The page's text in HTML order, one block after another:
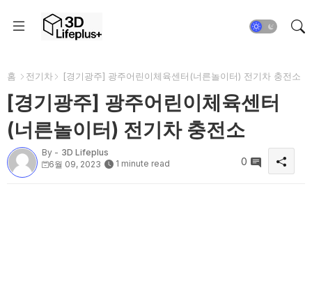
홈 전기차 [경기광주] 광주어린이체육센터(너른놀이터) 전기차 충전소
[경기광주] 광주어린이체육센터
(너른놀이터) 전기차 충전소
By - 3D Lifeplus
6월 09, 2023
1 minute read 0